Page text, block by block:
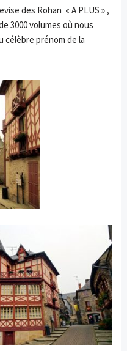
des Rohan « A PLUS » ,
3000 volumes où nous
célèbre prénom de la